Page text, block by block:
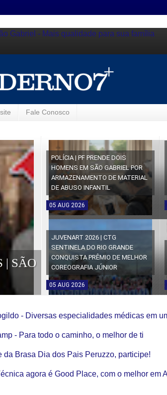
Fale Conosco
| SÃO
POLÍCIA | PF PRENDE DOIS
HOMENS EM SÃO GABRIEL POR
ARMAZENAMENTO DE MATERIAL
DE ABUSO INFANTIL
05 AUG 2026
JUVENART 2026 | CTG
SENTINELA DO RIO GRANDE
CONQUISTA PRÊMIO DE MELHOR
COREOGRAFIA JÚNIOR
05 AUG 2026